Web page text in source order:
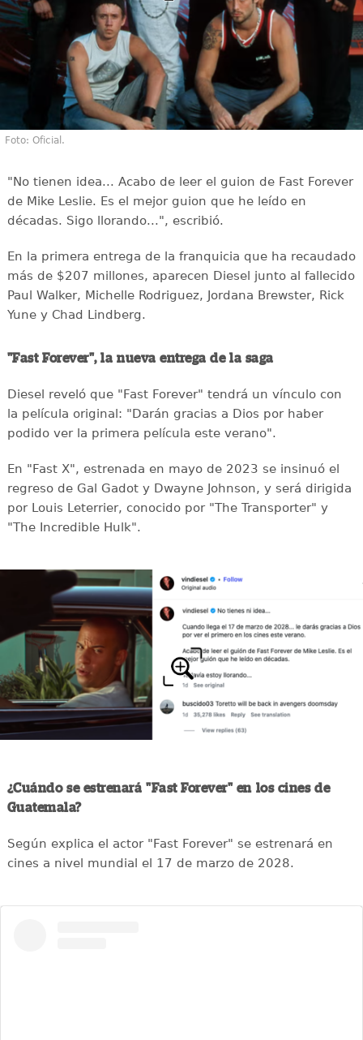
Foto: Oficial.
"No tienen idea... Acabo de leer el guion de Fast Forever
de Mike Leslie. Es el mejor guion que he leído en
décadas. Sigo llorando...", escribió.
En la primera entrega de la franquicia que ha recaudado
más de $207 millones, aparecen Diesel junto al fallecido
Paul Walker, Michelle Rodriguez, Jordana Brewster, Rick
Yune y Chad Lindberg.
"Fast Forever", la nueva entrega de la saga
Diesel reveló que "Fast Forever" tendrá un vínculo con
la película original: "Darán gracias a Dios por haber
podido ver la primera película este verano".
En "Fast X", estrenada en mayo de 2023 se insinuó el
regreso de Gal Gadot y Dwayne Johnson, y será dirigida
por Louis Leterrier, conocido por "The Transporter" y
"The Incredible Hulk".
¿Cuándo se estrenará "Fast Forever" en los cines de
Guatemala?
Según explica el actor "Fast Forever" se estrenará en
cines a nivel mundial el 17 de marzo de 2028.